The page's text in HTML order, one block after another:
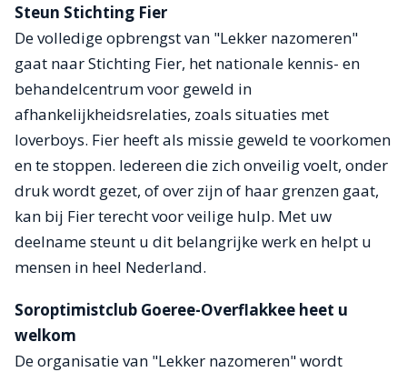
Steun Stichting Fier
De volledige opbrengst van "Lekker nazomeren"
gaat naar Stichting Fier, het nationale kennis- en
behandelcentrum voor geweld in
afhankelijkheidsrelaties, zoals situaties met
loverboys. Fier heeft als missie geweld te voorkomen
en te stoppen. Iedereen die zich onveilig voelt, onder
druk wordt gezet, of over zijn of haar grenzen gaat,
kan bij Fier terecht voor veilige hulp. Met uw
deelname steunt u dit belangrijke werk en helpt u
mensen in heel Nederland.
Soroptimistclub Goeree-Overflakkee heet u
welkom
De organisatie van "Lekker nazomeren" wordt